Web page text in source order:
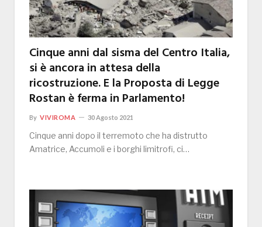
Cinque anni dal sisma del Centro Italia,
si è ancora in attesa della
ricostruzione. E la Proposta di Legge
Rostan è ferma in Parlamento!
By VIVIROMA 30 Agosto 2021
Cinque anni dopo il terremoto che ha distrutto
Amatrice, Accumoli e i borghi limitrofi, ci…